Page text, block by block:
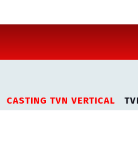
CASTING TVN VERTICAL